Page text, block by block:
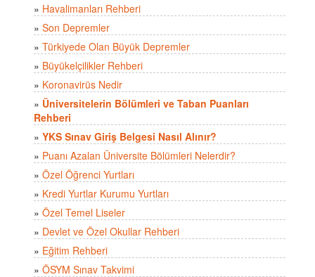
» Havalimanları Rehberi
» Son Depremler
» Türkiyede Olan Büyük Depremler
» Büyükelçilikler Rehberi
» Koronavirüs Nedir
» Üniversitelerin Bölümleri ve Taban Puanları
Rehberi
» YKS Sınav Giriş Belgesi Nasıl Alınır?
» Puanı Azalan Üniversite Bölümleri Nelerdir?
» Özel Öğrenci Yurtları
» Kredi Yurtlar Kurumu Yurtları
» Özel Temel Liseler
» Devlet ve Özel Okullar Rehberi
» Eğitim Rehberi
» ÖSYM Sınav Takvimi